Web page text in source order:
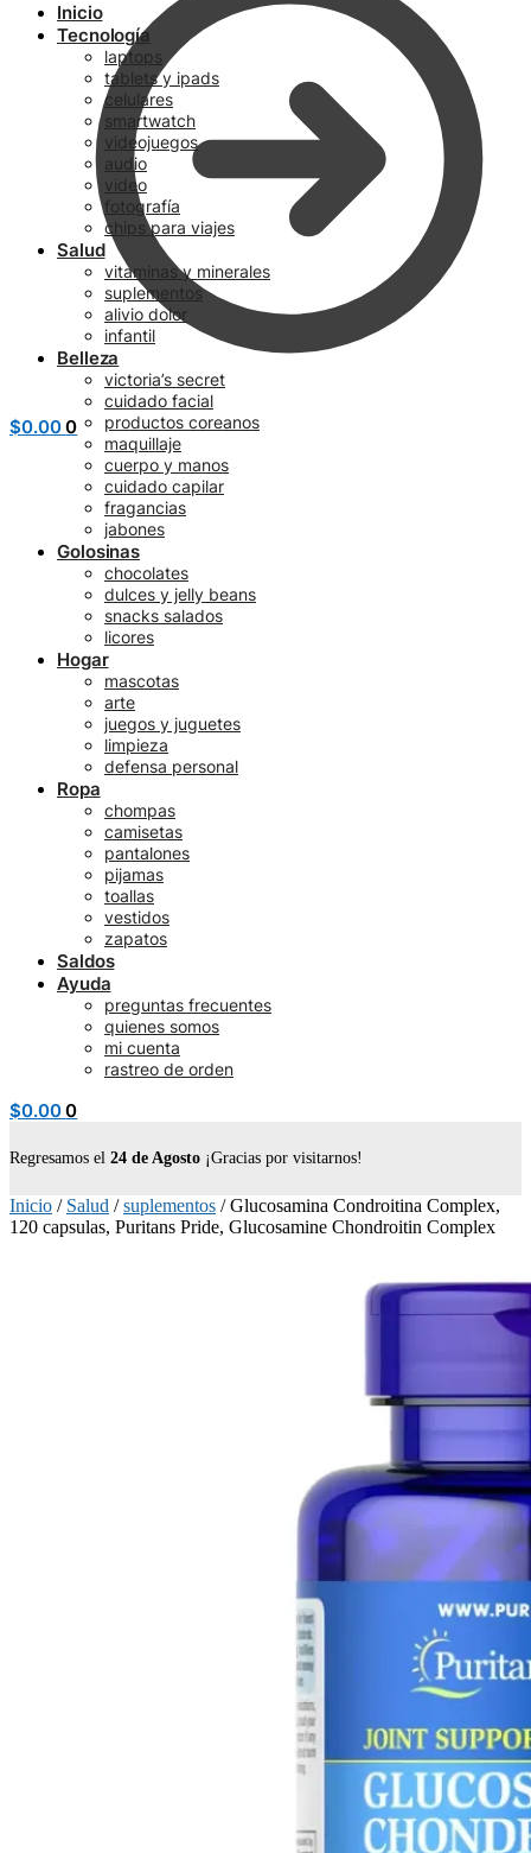
$0.00 0
Inicio
Tecnología
laptops
tablets y ipads
celulares
smartwatch
videojuegos
audio
video
fotografía
chips para viajes
Salud
vitaminas y minerales
suplementos
alivio dolor
infantil
Belleza
victoria’s secret
cuidado facial
productos coreanos
maquillaje
cuerpo y manos
cuidado capilar
fragancias
jabones
Golosinas
chocolates
dulces y jelly beans
snacks salados
licores
Hogar
mascotas
arte
juegos y juguetes
limpieza
defensa personal
Ropa
chompas
camisetas
pantalones
pijamas
toallas
vestidos
zapatos
Saldos
Ayuda
preguntas frecuentes
quienes somos
mi cuenta
rastreo de orden
$0.00 0
Regresamos el 24 de Agosto ¡Gracias por visitarnos!
Inicio / Salud /suplementos /Glucosamina Condroitina Complex,
120 capsulas, Puritans Pride, Glucosamine Chondroitin Complex